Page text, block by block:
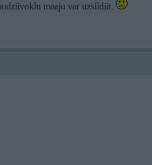
maaju var uzsildiit.